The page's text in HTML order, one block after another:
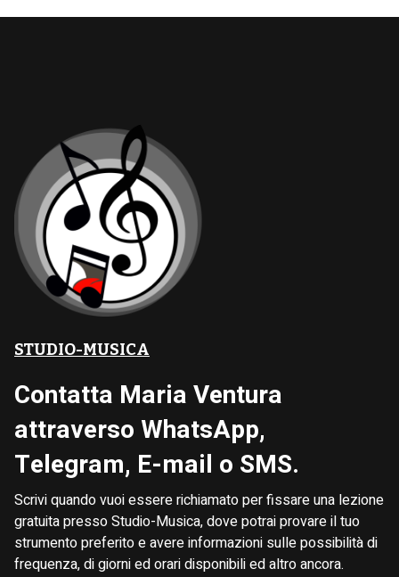
STUDIO-MUSICA
Contatta Maria Ventura
attraverso WhatsApp,
Telegram, E-mail o SMS.
Scrivi quando vuoi essere richiamato per fissare una lezione
gratuita presso Studio-Musica, dove potrai provare il tuo
strumento preferito e avere informazioni sulle possibilità di
frequenza, di giorni ed orari disponibili ed altro ancora.